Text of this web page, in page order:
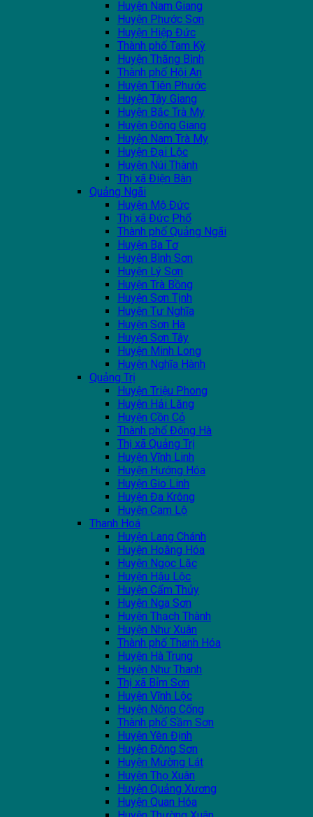
Huyện Nam Giang
Huyện Phước Sơn
Huyện Hiệp Đức
Thành phố Tam Kỳ
Huyện Thăng Bình
Thành phố Hội An
Huyện Tiên Phước
Huyện Tây Giang
Huyện Bắc Trà My
Huyện Đông Giang
Huyện Nam Trà My
Huyện Đại Lộc
Huyện Núi Thành
Thị xã Điện Bàn
Quảng Ngãi
Huyện Mộ Đức
Thị xã Đức Phổ
Thành phố Quảng Ngãi
Huyện Ba Tơ
Huyện Bình Sơn
Huyện Lý Sơn
Huyện Trà Bồng
Huyện Sơn Tịnh
Huyện Tư Nghĩa
Huyện Sơn Hà
Huyện Sơn Tây
Huyện Minh Long
Huyện Nghĩa Hành
Quảng Trị
Huyện Triệu Phong
Huyện Hải Lăng
Huyện Cồn Cỏ
Thành phố Đông Hà
Thị xã Quảng Trị
Huyện Vĩnh Linh
Huyện Hướng Hóa
Huyện Gio Linh
Huyện Đa Krông
Huyện Cam Lộ
Thanh Hoá
Huyện Lang Chánh
Huyện Hoằng Hóa
Huyện Ngọc Lặc
Huyện Hậu Lộc
Huyện Cẩm Thủy
Huyện Nga Sơn
Huyện Thạch Thành
Huyện Như Xuân
Thành phố Thanh Hóa
Huyện Hà Trung
Huyện Như Thanh
Thị xã Bỉm Sơn
Huyện Vĩnh Lộc
Huyện Nông Cống
Thành phố Sầm Sơn
Huyện Yên Định
Huyện Đông Sơn
Huyện Mường Lát
Huyện Thọ Xuân
Huyện Quảng Xương
Huyện Quan Hóa